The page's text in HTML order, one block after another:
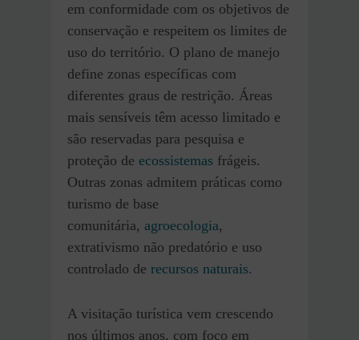
em conformidade com os objetivos de
conservação e respeitem os limites de
uso do território. O plano de manejo
define zonas específicas com
diferentes graus de restrição. Áreas
mais sensíveis têm acesso limitado e
são reservadas para pesquisa e
proteção de ecossistemas frágeis.
Outras zonas admitem práticas como
turismo de base
comunitária, agroecologia,
extrativismo não predatório e uso
controlado de recursos naturais.
A visitação turística vem crescendo
nos últimos anos, com foco em